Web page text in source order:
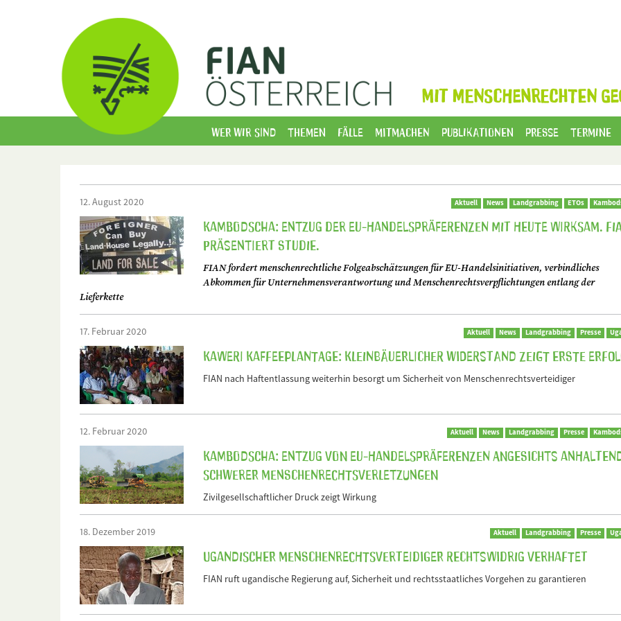
MIT MENSCHENRECHTEN
Wer wir sind Themen Fälle Mitmachen Publikationen Presse Termine
12. August 2020 Aktuell News Landgrabbing ETOs
Kambodscha: Entzug der EU-Handelspräferenzen mit heute wirksam.
präsentiert Studie.
FIAN fordert menschenrechtliche Folgeabschätzungen für EU-Handelsinitiativen, verbindliches
Abkommen für Unternehmensverantwortung und Menschenrechtsverpflichtungen entlang der
Lieferkette
17. Februar 2020 Aktuell News Landgrabbing Presse
Kaweri Kaffeeplantage: Kleinbäuerlicher Widerstand zeigt erste
FIAN nach Haftentlassung weiterhin besorgt um Sicherheit von Menschenrechtsverteidiger
12. Februar 2020 Aktuell News Landgrabbing Presse
Kambodscha: Entzug von EU-Handelspräferenzen angesichts
schwerer Menschenrechtsverletzungen
Zivilgesellschaftlicher Druck zeigt Wirkung
18. Dezember 2019 Aktuell Landgrabbing Presse
Ugandischer Menschenrechtsverteidiger rechtswidrig verhaftet
FIAN ruft ugandische Regierung auf, Sicherheit und rechtsstaatliches Vorgehen zu garantieren